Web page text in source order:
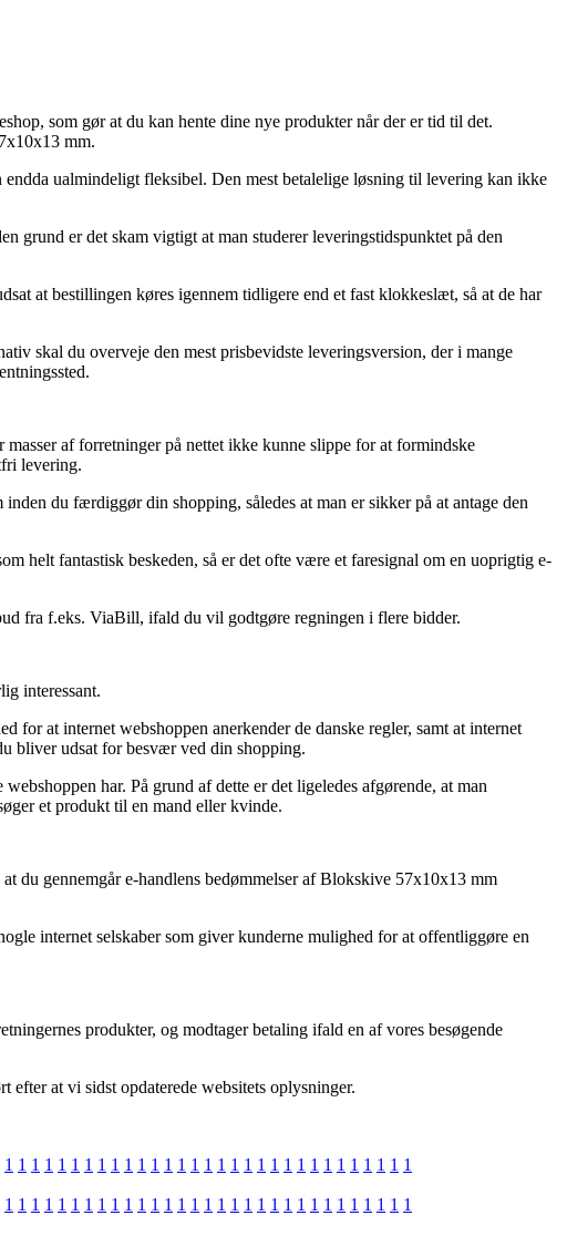
som gør at du kan hente dine nye produkter når der er tid til det.
mm.
ualmindeligt fleksibel. Den mest betalelige løsning til levering kan ikke
er det skam vigtigt at man studerer leveringstidspunktet på den
at bestillingen køres igennem tidligere end et fast klokkeslæt, så at de har
skal du overveje den mest prisbevidste leveringsversion, der i mange
af forretninger på nettet ikke kunne slippe for at formindske
levering.
du færdiggør din shopping, således at man er sikker på at antage den
helt fantastisk beskeden, så er det ofte være et faresignal om en uoprigtig e-
fra f.eks. ViaBill, ifald du vil godtgøre regningen i flere bidder.
interessant.
at internet webshoppen anerkender de danske regler, samt at internet
bliver udsat for besvær ved din shopping.
har. På grund af dette er det ligeledes afgørende, at man
et produkt til en mand eller kvinde.
du gennemgår e-handlens bedømmelser af Blokskive 57x10x13 mm
internet selskaber som giver kunderne mulighed for at offentliggøre en
produkter, og modtager betaling ifald en af vores besøgende
at vi sidst opdaterede websitets oplysninger.
1 1 1 1 1 1 1 1 1 1 1 1 1 1 1 1 1 1 1 1 1 1 1 1 1 1 1 1 1 1 1
1 1 1 1 1 1 1 1 1 1 1 1 1 1 1 1 1 1 1 1 1 1 1 1 1 1 1 1 1 1 1